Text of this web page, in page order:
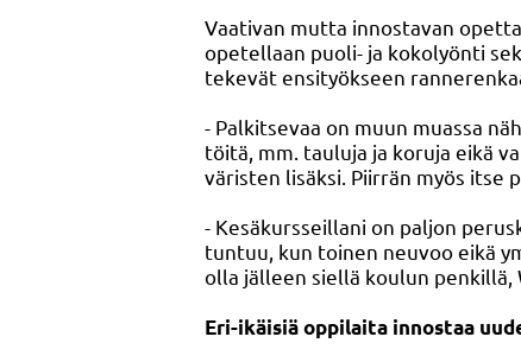
Vaativan mutta innostavan
opetellaan puoli- ja kokolyönti
tekevät ensityökseen
- Palkitsevaa on muun muassa
töitä, mm. tauluja ja koruja eikä
väristen lisäksi. Piirrän myös itse
- Kesäkursseillani on paljon
tuntuu, kun toinen neuvoo eikä
olla jälleen siellä koulun penkillä,
Eri-ikäisiä oppilaita innostaa